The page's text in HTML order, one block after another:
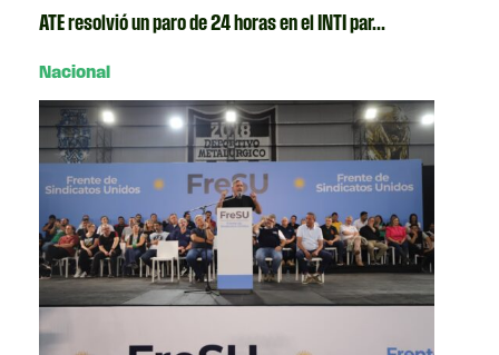
ATE resolvió un paro de 24 horas en el INTI par...
Nacional